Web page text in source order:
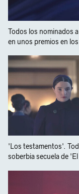
Todos los nominados
en unos premios en
'Los testamentos'.
soberbia secuela de